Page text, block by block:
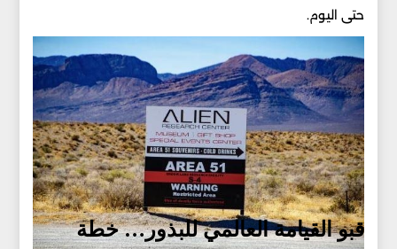
حتى اليوم.
قبو القيامة العالمي للبذور… خطة